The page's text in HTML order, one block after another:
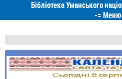
Бібліотека Уманського
-=Меню